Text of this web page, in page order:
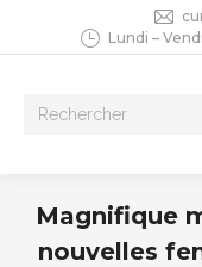
Lundi –
Recherche
Magnifique
nouvelles